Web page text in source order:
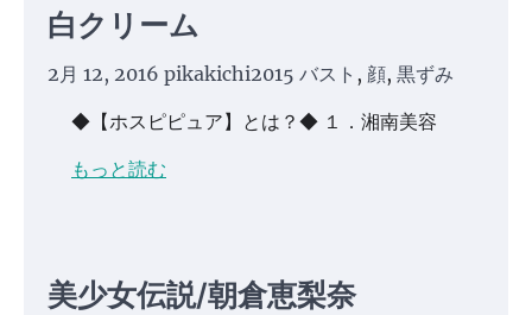
白クリーム
2月 12, 2016 pikakichi2015 バスト , 顔, 黒ずみ
◆【ホスピピュア】とは？◆ １．湘南美容
もっと読む
美少女伝説/朝倉恵梨奈